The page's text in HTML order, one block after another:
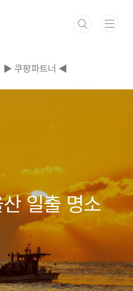
▶ 쿠팡파트너 ◀
일출 명소